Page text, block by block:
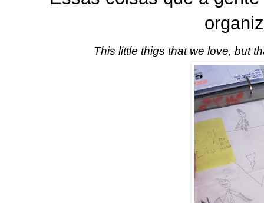
This little thigs that we love, but